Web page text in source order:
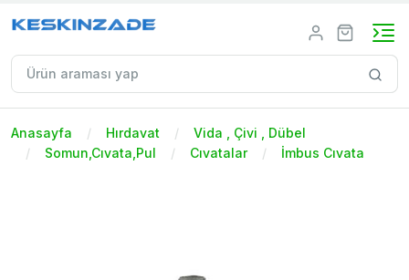
Anasayfa Hırdavat
Vida , Çivi , Dübel
Somun,Cıvata,Pul
Cıvatalar İmbus Cıvata